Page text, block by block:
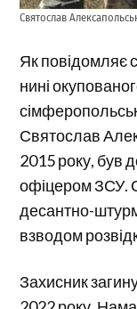
Святослав
Як повідомляє
нині
Святослав
2015 року, був
офіцером ЗСУ.
десантно-
взводом
Захисник